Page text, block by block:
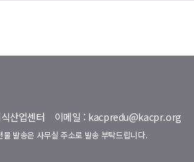
산업센터 이메일 : kacpredu@kacpr.org
물 발송은 사무실 주소로 발송 부탁드립니다.